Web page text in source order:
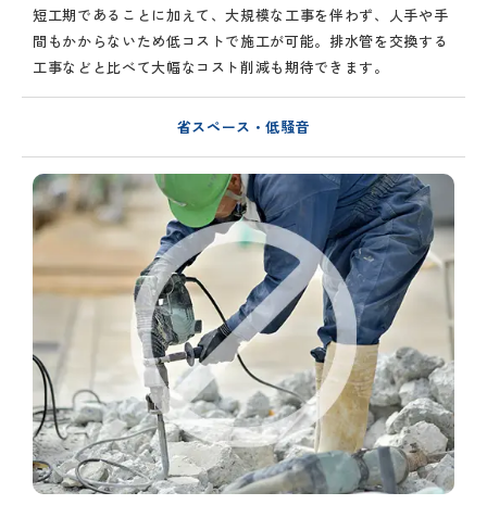
短工期であることに加えて、大規模な工事を伴わず、人手や手
間もかからないため低コストで施工が可能。排水管を交換する
工事などと比べて大幅なコスト削減も期待できます。
省スペース・低騒音